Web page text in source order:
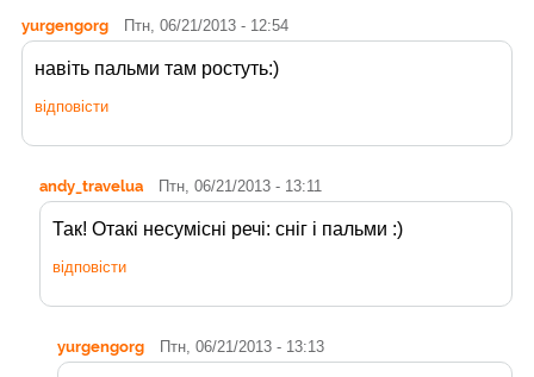
yurgengorg Птн, 06/21/2013 - 12:54
навіть пальми там ростуть:)
відповісти
andy_travelua Птн, 06/21/2013 - 13:11
Так! Отакі несумісні речі: сніг і пальми :)
відповісти
yurgengorg Птн, 06/21/2013 - 13:13